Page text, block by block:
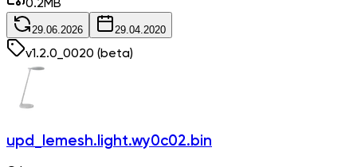
0.2MB
29.06.2026 29.04.2020
v1.2.0_0020 (beta)
upd_lemesh.light.wy0c02.bin